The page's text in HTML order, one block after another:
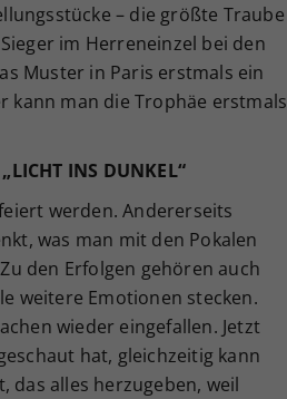
– die größte Traube
im Herreneinzel bei den
Muster in Paris erstmals ein
kann man die Trophäe erstmals
INS DUNKEL“
werden. Andererseits
was man mit den Pokalen
den Erfolgen gehören auch
weitere Emotionen stecken.
wieder eingefallen. Jetzt
hat, gleichzeitig kann
das alles herzugeben, weil